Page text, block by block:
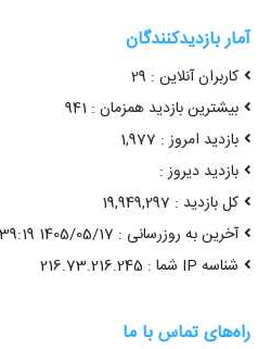
آمار بازدیدکنندگان
کاربران آنلاین : 29
بیشترین بازدید همزمان : 941
بازدید امروز : 1,977
بازدید دیروز :
کل بازدید : 19,949,297
آخرین به روزرسانی : 1405/05/17 07:39:19
شناسه IP شما : 216.73.216.245
راه‌های تماس با ما